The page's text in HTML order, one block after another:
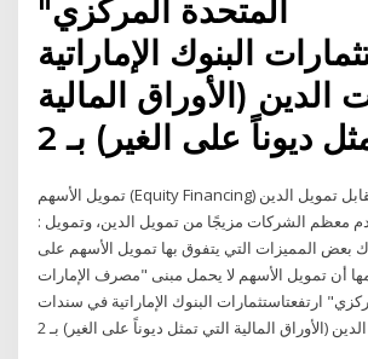
المتحدة المركزي"
البنوك الإماراتية
(الأوراق المالية
ديوناً على الغير) بـ 2
تمويل الأسهم (Equity Financing) مقابل تمويل الدين (Debt Financing)
: ما الفرق؟تستخدم معظم الشركات مزيجًا من تمويل الدين، وتمويل
بعض المميزات التي يتفوق بها تمويل الأسهم على
أن تمويل الأسهم لا يحمل مبنى "مصرف الإمارات
ارتفعتاستثمارات البنوك الإماراتية في سندات
الدين (الأوراق المالية التي تمثل ديوناً على الغير) بـ 2